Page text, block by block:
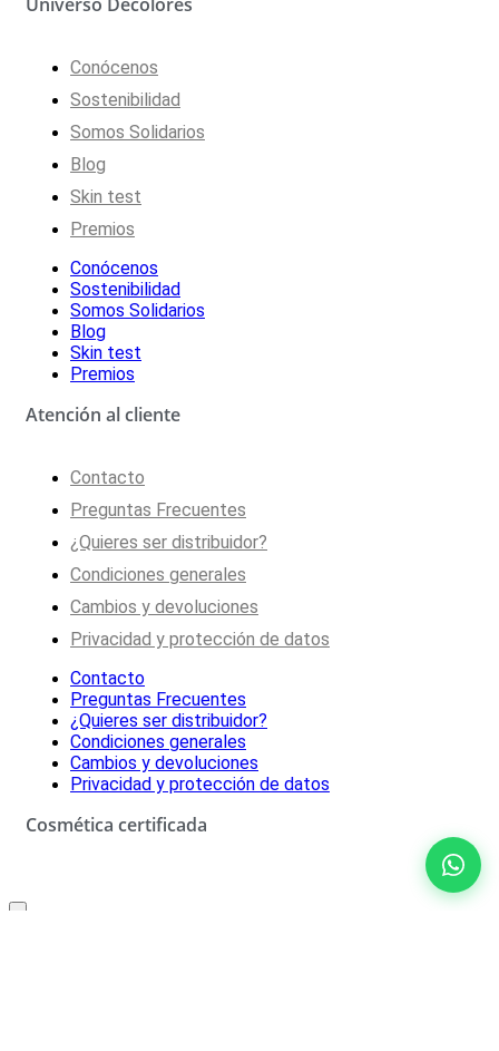
Conócenos
Sostenibilidad
Somos Solidarios
Blog
Skin test
Premios
Conócenos
Sostenibilidad
Somos Solidarios
Blog
Skin test
Premios
Atención al cliente
Contacto
Preguntas Frecuentes
¿Quieres ser distribuidor?
Condiciones generales
Cambios y devoluciones
Privacidad y protección de datos
Contacto
Preguntas Frecuentes
¿Quieres ser distribuidor?
Condiciones generales
Cambios y devoluciones
Privacidad y protección de datos
Cosmética certificada